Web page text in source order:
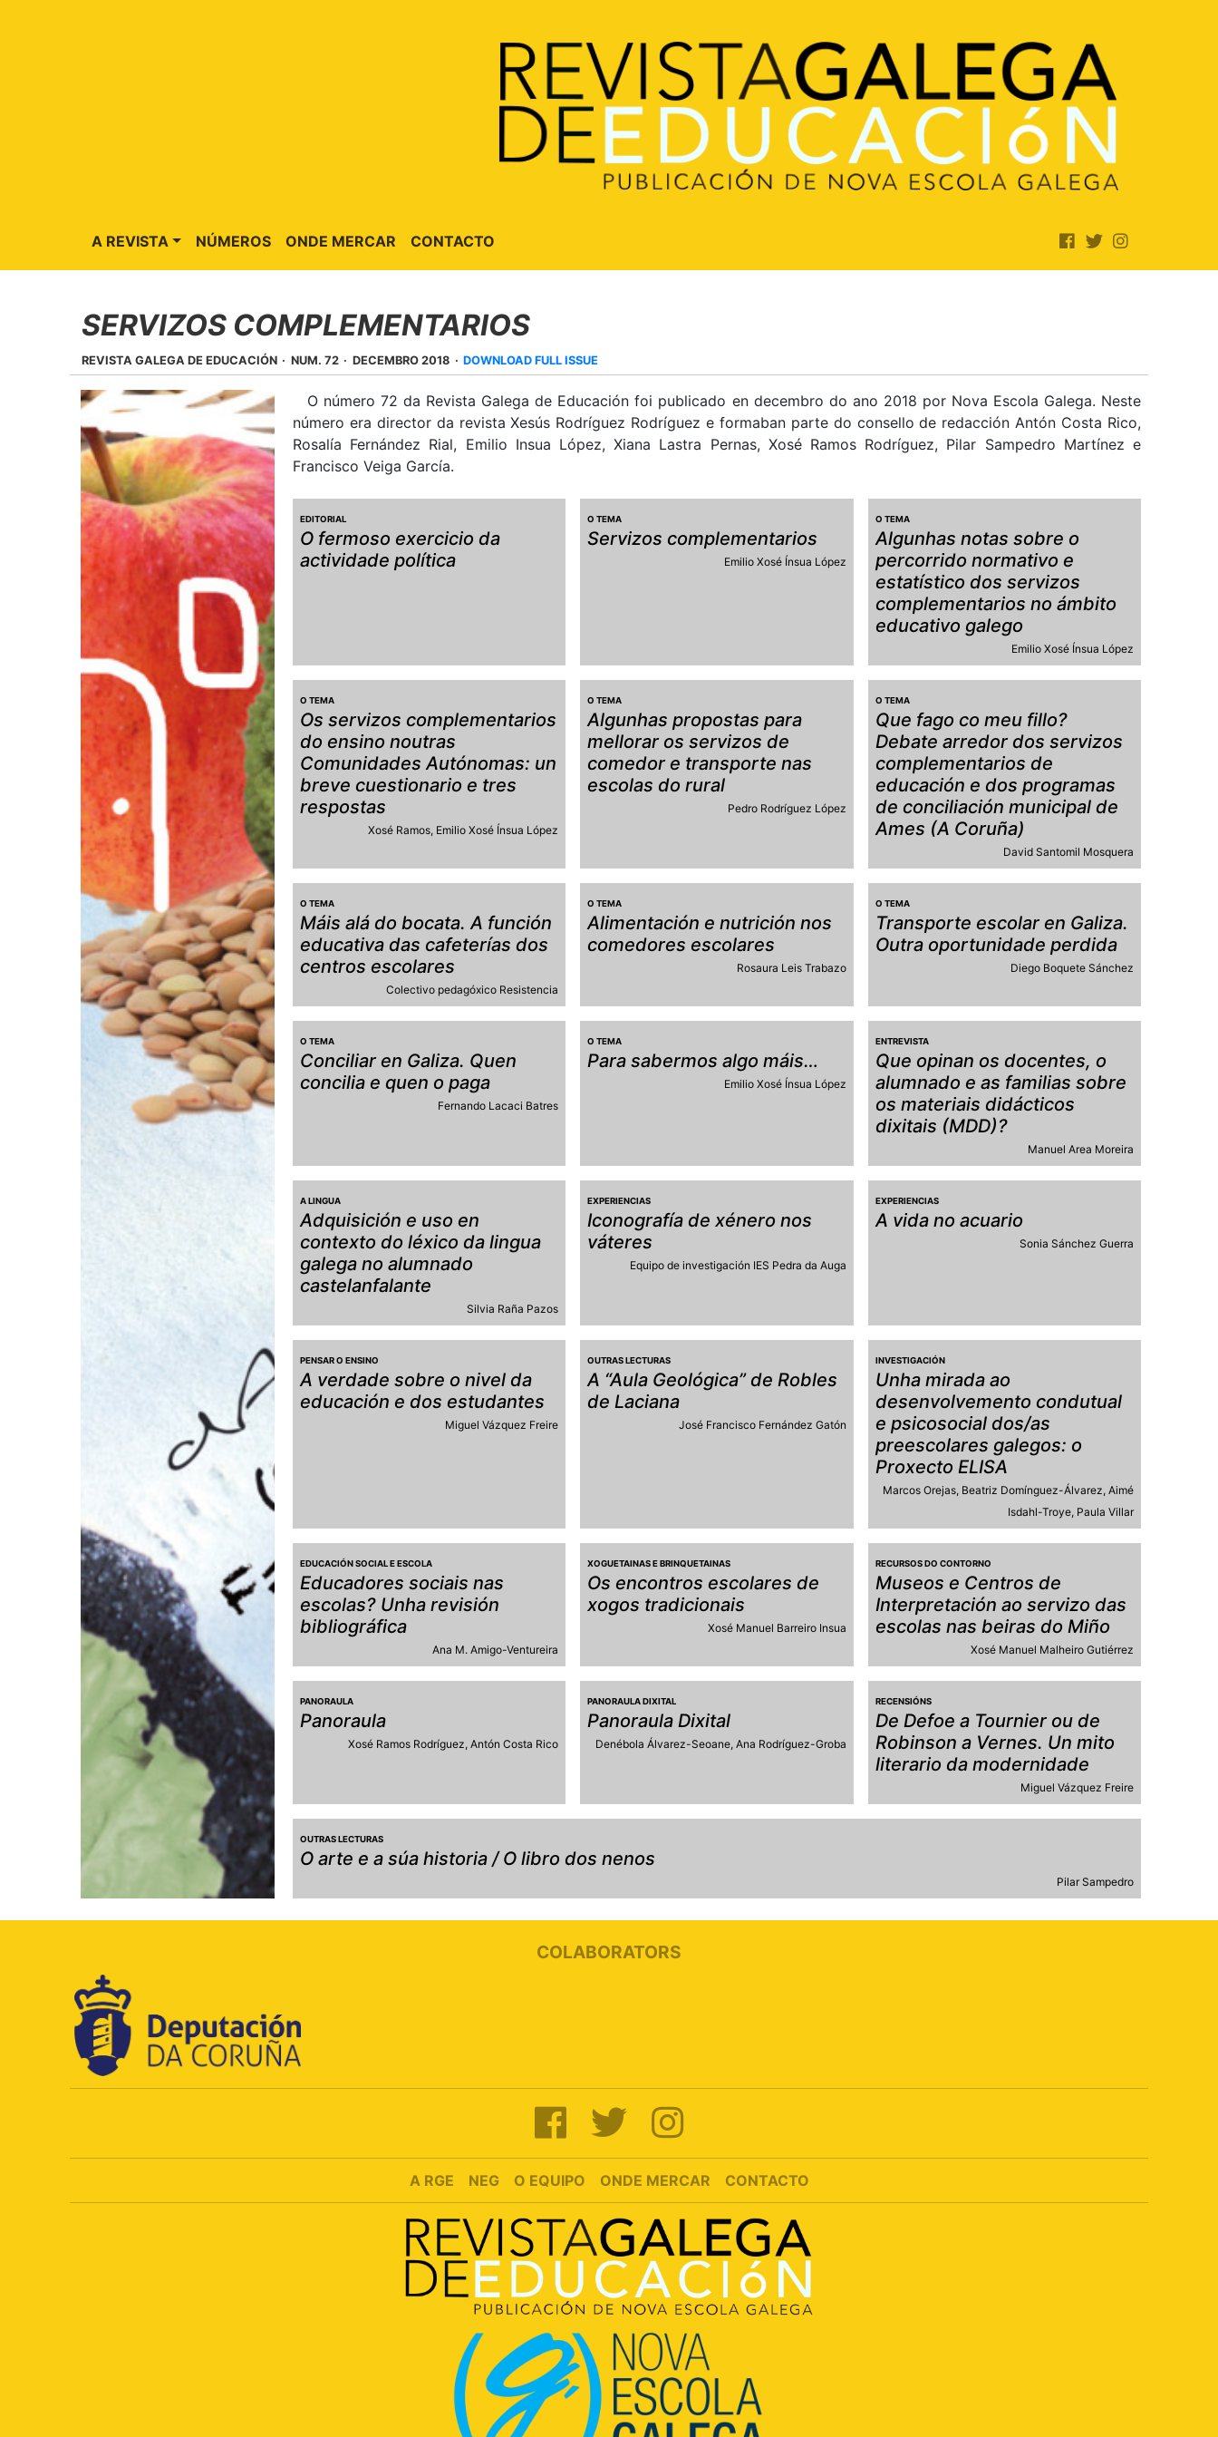
A REVISTA NÚMEROS ONDE MERCAR CONTACTO
SERVIZOS COMPLEMENTARIOS
REVISTA GALEGA DE EDUCACIÓN NUM. 72 DECEMBRO 2018 DOWNLOAD FULL ISSUE
O número 72 da Revista Galega de Educación foi publicado en decembro do ano 2018 por Nova Escola Galega. Neste
número era director da revista Xesús Rodríguez Rodríguez e formaban parte do consello de redacción Antón Costa Rico,
Rosalía Fernández Rial, Emilio Insua López, Xiana Lastra Pernas, Xosé Ramos Rodríguez, Pilar Sampedro Martínez e
Francisco Veiga García.
EDITORIAL
O fermoso exercicio da
actividade política
O TEMA
Servizos complementarios
Emilio Xosé Ínsua López
O TEMA
Algunhas notas sobre o
percorrido normativo e
estatístico dos servizos
complementarios no ámbito
educativo galego
Emilio Xosé Ínsua López
O TEMA
Os servizos complementarios
do ensino noutras
Comunidades Autónomas: un
breve cuestionario e tres
respostas
Xosé Ramos Emilio Xosé Ínsua López
O TEMA
Algunhas propostas para
mellorar os servizos de
comedor e transporte nas
escolas do rural
Pedro Rodríguez López
O TEMA
Que fago co meu fillo?
Debate arredor dos servizos
complementarios de
educación e dos programas
de conciliación municipal de
Ames (A Coruña)
David Santomil Mosquera
O TEMA
Máis alá do bocata. A función
educativa das cafeterías dos
centros escolares
Colectivo pedagóxico Resistencia
O TEMA
Alimentación e nutrición nos
comedores escolares
Rosaura Leis Trabazo
O TEMA
Transporte escolar en Galiza.
Outra oportunidade perdida
Diego Boquete Sánchez
O TEMA
Conciliar en Galiza. Quen
concilia e quen o paga
Fernando Lacaci Batres
O TEMA
Para sabermos algo máis…
Emilio Xosé Ínsua López
ENTREVISTA
Que opinan os docentes, o
alumnado e as familias sobre
os materiais didácticos
dixitais (MDD)?
Manuel Area Moreira
A LINGUA
Adquisición e uso en
contexto do léxico da lingua
galega no alumnado
castelanfalante
Silvia Raña Pazos
EXPERIENCIAS
Iconografía de xénero nos
váteres
Equipo de investigación IES Pedra da Auga
EXPERIENCIAS
A vida no acuario
Sonia Sánchez Guerra
PENSAR O ENSINO
A verdade sobre o nivel da
educación e dos estudantes
Miguel Vázquez Freire
OUTRAS LECTURAS
A “Aula Geológica” de Robles
de Laciana
José Francisco Fernández Gatón
INVESTIGACIÓN
Unha mirada ao
desenvolvemento condutual
e psicosocial dos/as
preescolares galegos: o
Proxecto ELISA
Marcos Orejas Beatriz Domínguez-Álvarez Aimé
Isdahl-Troye Paula Villar
EDUCACIÓN SOCIAL E ESCOLA
Educadores sociais nas
escolas? Unha revisión
bibliográfica
Ana M. Amigo-Ventureira
XOGUETAINAS E BRINQUETAINAS
Os encontros escolares de
xogos tradicionais
Xosé Manuel Barreiro Insua
RECURSOS DO CONTORNO
Museos e Centros de
Interpretación ao servizo das
escolas nas beiras do Miño
Xosé Manuel Malheiro Gutiérrez
PANORAULA
Panoraula
Xosé Ramos Rodríguez Antón Costa Rico
PANORAULA DIXITAL
Panoraula Dixital
Denébola Álvarez-Seoane Ana Rodríguez-Groba
RECENSIÓNS
De Defoe a Tournier ou de
Robinson a Vernes. Un mito
literario da modernidade
Miguel Vázquez Freire
OUTRAS LECTURAS
O arte e a súa historia / O libro dos nenos
Pilar Sampedro
COLABORATORS
A RGE NEG O EQUIPO ONDE MERCAR CONTACTO